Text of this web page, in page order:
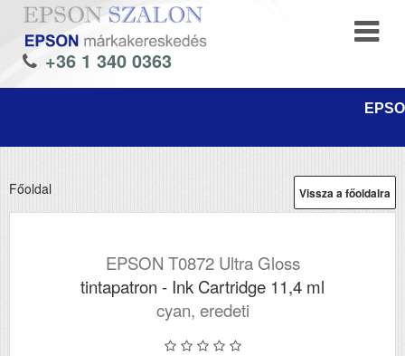
+36 1 340 0363
Vissza a főoldalra
Főoldal
EPSON T0872 Ultra Gloss
tintapatron - Ink Cartridge 11,4 ml
cyan, eredeti